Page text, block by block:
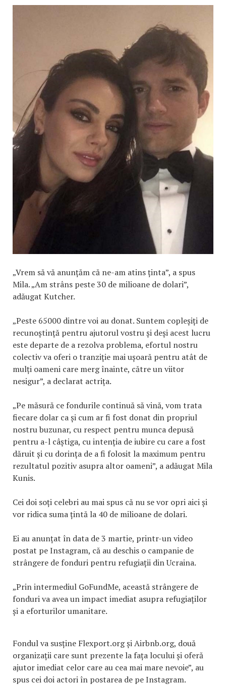
„Vrem să vă anunțăm că ne-am atins ținta”, a spus
Mila. „Am strâns peste 30 de milioane de dolari”,
adăugat Kutcher.
„Peste 65000 dintre voi au donat. Suntem copleșiți de
recunoștință pentru ajutorul vostru și deși acest lucru
este departe de a rezolva problema, efortul nostru
colectiv va oferi o tranziție mai ușoară pentru atât de
mulți oameni care merg înainte, către un viitor
nesigur”, a declarat actrița.
„Pe măsură ce fondurile continuă să vină, vom trata
fiecare dolar ca și cum ar fi fost donat din propriul
nostru buzunar, cu respect pentru munca depusă
pentru a-l câștiga, cu intenția de iubire cu care a fost
dăruit și cu dorința de a fi folosit la maximum pentru
rezultatul pozitiv asupra altor oameni”, a adăugat Mila
Kunis.
Cei doi soți celebri au mai spus că nu se vor opri aici și
vor ridica suma țintă la 40 de milioane de dolari.
Ei au anunțat în data de 3 martie, printr-un video
postat pe Instagram, că au deschis o campanie de
strângere de fonduri pentru refugiații din Ucraina.
„Prin intermediul GoFundMe, această strângere de
fonduri va avea un impact imediat asupra refugiaților
și a eforturilor umanitare.
Fondul va susține Flexport.org și Airbnb.org, două
organizații care sunt prezente la fața locului și oferă
ajutor imediat celor care au cea mai mare nevoie”, au
spus cei doi actori în postarea de pe Instagram.